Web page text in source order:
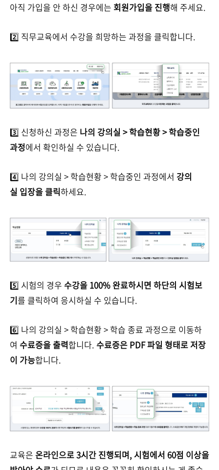
아직 가입을 안 하신 경우에는 회원가입을 진행해 주세요.
2️⃣ 직무교육에서 수강을 희망하는 과정을 클릭합니다.
3️⃣ 신청하신 과정은 나의 강의실 > 학습현황 > 학습중인
과정에서 확인하실 수 있습니다.
4️⃣ 나의 강의실 > 학습현황 > 학습중인 과정에서 강의
실 입장을 클릭하세요.
5️⃣ 시험의 경우 수강을 100% 완료하시면 하단의 시험보
기를 클릭하여 응시하실 수 있습니다.
6️⃣ 나의 강의실 > 학습현황 > 학습 종료 과정으로 이동하
여 수료증을 출력합니다. 수료증은 PDF 파일 형태로 저장
이 가능합니다.
교육은 온라인으로 3시간 진행되며, 시험에서 60점 이상을